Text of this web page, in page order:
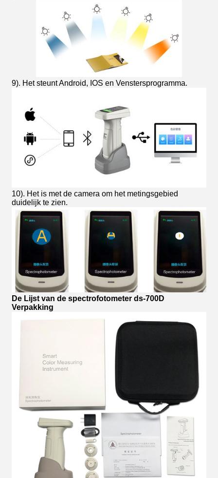
9). Het steunt Android, IOS en Venstersprogramma.
10). Het is met de camera om het metingsgebied
duidelijk te zien.
De Lijst van de spectrofotometer ds-700D
Verpakking